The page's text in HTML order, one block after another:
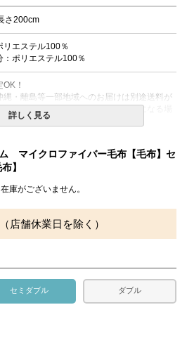
さ200cm
リエステル100％
：ポリエステル100％
OK！
・離島等一部地域へのお届けは別途送料が
ございます。また発送予定も変更になる場
。
詳しく見る
マイクロファイバー毛布【毛布】セ
】
庫がございません。
店舗休業日を除く）
セミダブル ダブル